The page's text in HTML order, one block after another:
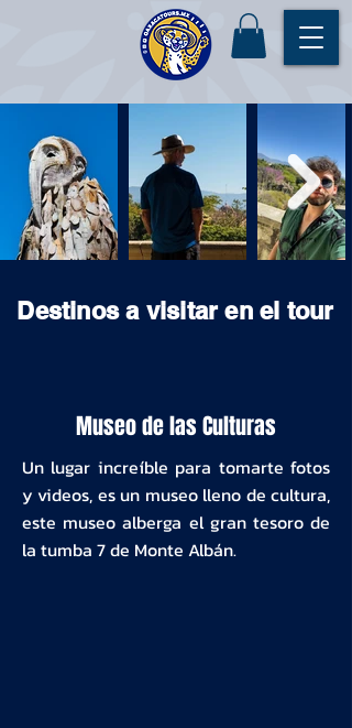
Museo de las Culturas
Un lugar increíble para tomarte fotos
y videos, es un museo lleno de cultura,
este museo alberga el gran tesoro de
la tumba 7 de Monte Albán.
Destinos a visitar en el tour